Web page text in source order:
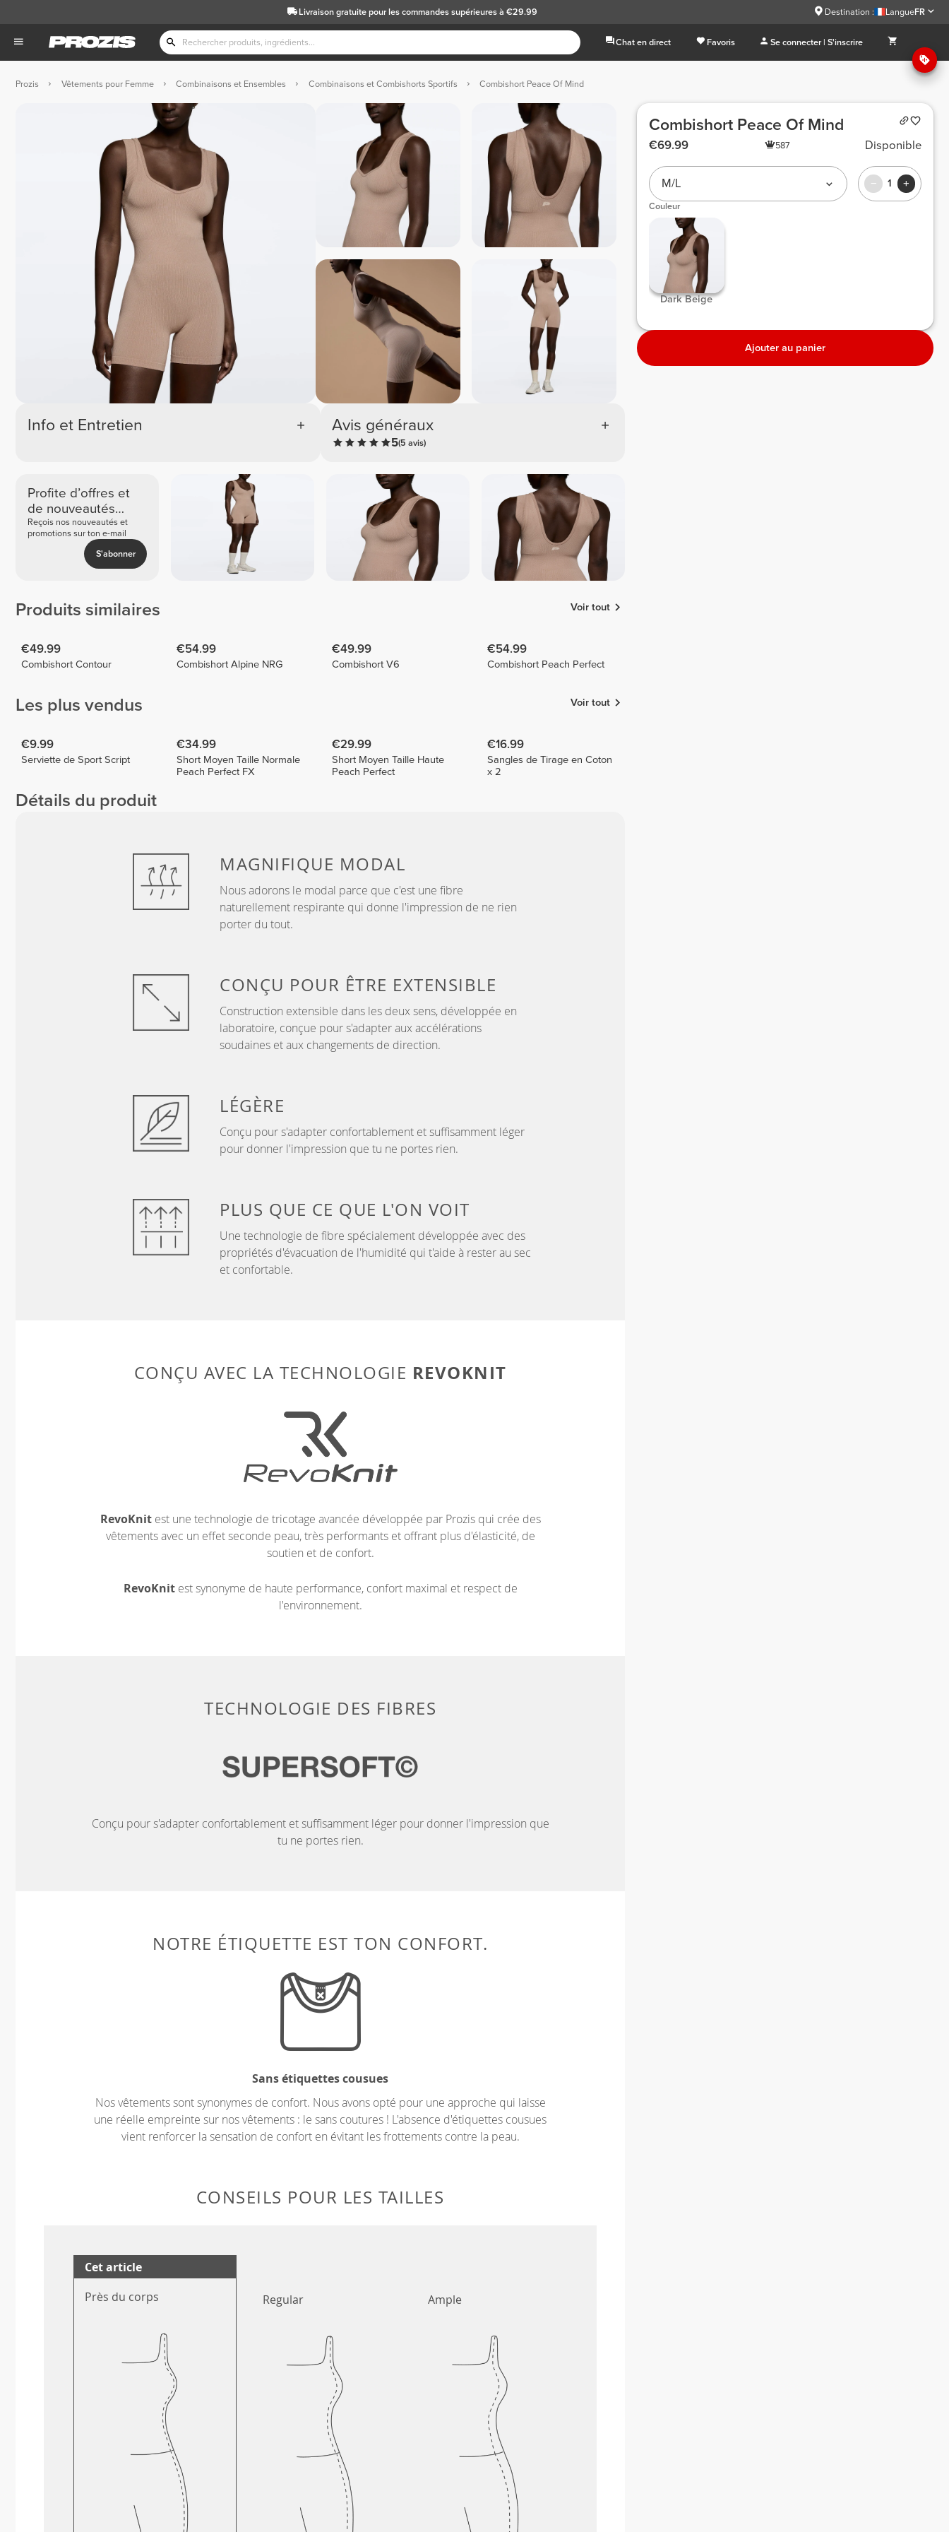
Livraison gratuitepour les commandes supérieures à €29.99 Destination : LangueFR
Chat en direct Favoris Se connecter | S'inscrire
Prozis Vêtements pour Femme Combinaisons et Ensembles Combinaisons et Combishorts Sportifs Combishort Peace Of Mind
Info et Entretien Avis généraux
5(5 avis)
Profite d’offres et
de nouveautés
exclusives
Reçois nos nouveautés et
promotions sur ton e-mail
S'abonner
Produits similaires Voir tout
€49.99
Combishort Contour
€54.99
Combishort Alpine NRG
€49.99
Combishort V6
€54.99
Combishort Peach Perfect
Les plus vendus Voir tout
€9.99
Serviette de Sport Script
€34.99
Short Moyen Taille Normale
Peach Perfect FX
€29.99
Short Moyen Taille Haute
Peach Perfect
€16.99
Sangles de Tirage en Coton
x 2
Détails du produit
MAGNIFIQUE MODAL
Nous adorons le modal parce que c'est une fibre
naturellement respirante qui donne l'impression de ne rien
porter du tout.
CONÇU POUR ÊTRE EXTENSIBLE
Construction extensible dans les deux sens, développée en
laboratoire, conçue pour s'adapter aux accélérations
soudaines et aux changements de direction.
LÉGÈRE
Conçu pour s'adapter confortablement et suffisamment léger
pour donner l'impression que tu ne portes rien.
PLUS QUE CE QUE L'ON VOIT
Une technologie de fibre spécialement développée avec des
propriétés d'évacuation de l'humidité qui t'aide à rester au sec
et confortable.
CONÇU AVEC LA TECHNOLOGIE REVOKNIT
RevoKnitest une technologie de tricotage avancée développée par Prozis qui crée des
vêtements avec un effet seconde peau, très performants et offrant plus d'élasticité, de
soutien et de confort.
RevoKnitest synonyme de haute performance, confort maximal et respect de
l'environnement.
TECHNOLOGIE DES FIBRES
Conçu pour s'adapter confortablement et suffisamment léger pour donner l'impression que
tu ne portes rien.
NOTRE ÉTIQUETTE EST TON CONFORT.
Sans étiquettes cousues
Nos vêtements sont synonymes de confort. Nous avons opté pour une approche qui laisse
une réelle empreinte sur nos vêtements : le sans coutures ! L'absence d'étiquettes cousues
vient renforcer la sensation de confort en évitant les frottements contre la peau.
CONSEILS POUR LES TAILLES
Cet article
Près du corps
Regular Ample
Combishort Peace Of Mind
€69.99 587 Disponible
M/L 1
Couleur
Dark Beige
Ajouter au panier